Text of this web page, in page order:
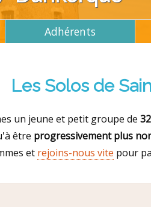
Adhérents
Les Solos de
un jeune et petit groupe de
être progressivement plus
et rejoins-nous vite pour